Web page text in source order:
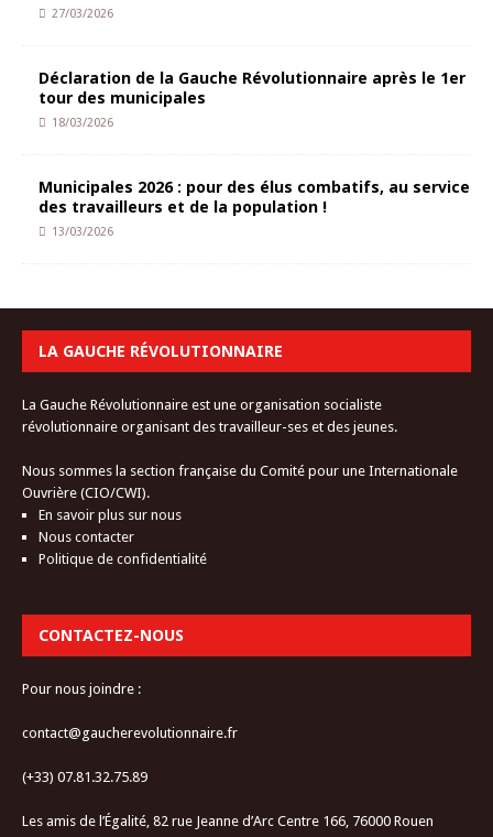
27/03/2026
Déclaration de la Gauche Révolutionnaire après le 1er
tour des municipales
18/03/2026
Municipales 2026 : pour des élus combatifs, au service
des travailleurs et de la population !
13/03/2026
LA GAUCHE RÉVOLUTIONNAIRE
La Gauche Révolutionnaire est une organisation socialiste
révolutionnaire organisant des travailleur-ses et des jeunes.
Nous sommes la section française du Comité pour une Internationale
Ouvrière (CIO/CWI).
En savoir plus sur nous
Nous contacter
Politique de confidentialité
CONTACTEZ-NOUS
Pour nous joindre :
contact@gaucherevolutionnaire.fr
(+33) 07.81.32.75.89
Les amis de l’Égalité, 82 rue Jeanne d’Arc Centre 166, 76000 Rouen